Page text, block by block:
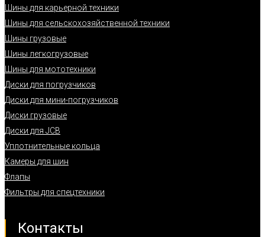
Шины для карьерной техники
Шины для сельскохозяйственной техники
Шины грузовые
Шины легкогрузовые
Шины для мототехники
Диски для погрузчиков
Диски для мини-погрузчиков
Диски грузовые
Диски для JCB
Уплотнительные кольца
Камеры для шин
Флапы
Фильтры для спецтехники
Контакты